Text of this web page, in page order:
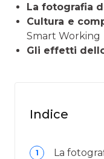
La fotografia
Cultura e
Smart Working
Gli effetti
Indice
1 La